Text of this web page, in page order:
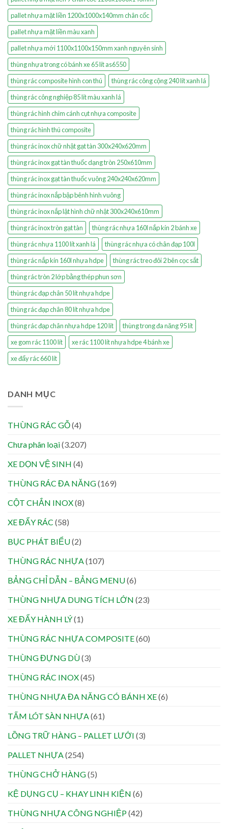
pallet nhựa mặt liền 1200x1000x140mm chân cốc
pallet nhựa mặt liền màu xanh
pallet nhựa mới 1100x1100x150mm xanh nguyên sinh
thùng nhựa trong có bánh xe 65 lít as6550
thùng rác composite hình con thú
thùng rác công cộng 240 lít xanh lá
thùng rác công nghiệp 85 lít màu xanh lá
thùng rác hình chim cánh cụt nhựa composite
thùng rác hình thú composite
thùng rác inox chữ nhật gạt tàn 300x240x620mm
thùng rác inox gạt tàn thuốc dạng tròn 250x610mm
thùng rác inox gạt tàn thuốc vuông 240x240x620mm
thùng rác inox nắp bập bênh hình vuông
thùng rác inox nắp lật hình chữ nhật 300x240x610mm
thùng rác inox tròn gạt tàn
thùng rác nhựa 160l nắp kín 2 bánh xe
thùng rác nhựa 1100 lít xanh lá
thùng rác nhựa có chân đạp 100l
thùng rác nắp kín 160l nhựa hdpe
thùng rác treo đôi 2 bên cọc sắt
thùng rác tròn 2 lớp bằng thép phun sơn
thùng rác đạp chân 50 lít nhựa hdpe
thùng rác đạp chân 80 lít nhựa hdpe
thùng rác đạp chân nhựa hdpe 120 lít
thùng trong đa năng 95 lít
xe gom rác 1100 lít
xe rác 1100 lít nhựa hdpe 4 bánh xe
xe đẩy rác 660 lít
DANH MỤC
THÙNG RÁC GỖ(4)
Chưa phân loại(3.207)
XE DỌN VỆ SINH (4)
THÙNG RÁC ĐA NĂNG(169)
CỘT CHẮN INOX(8)
XE ĐẨY RÁC (58)
BỤC PHÁT BIỂU(2)
THÙNG RÁC NHỰA (107)
BẢNG CHỈ DẪN – BẢNG MENU(6)
THÙNG NHỰA DUNG TÍCH LỚN (23)
XE ĐẨY HÀNH LÝ(1)
THÙNG RÁC NHỰA COMPOSITE(60)
THÙNG ĐỰNG DÙ(3)
THÙNG RÁC INOX(45)
THÙNG NHỰA ĐA NĂNG CÓ BÁNH XE(6)
TẤM LÓT SÀN NHỰA (61)
LỒNG TRỮ HÀNG – PALLET LƯỚI (3)
PALLET NHỰA (254)
THÙNG CHỞ HÀNG(5)
KỆ DỤNG CỤ – KHAY LINH KIỆN (6)
THÙNG NHỰA CÔNG NGHIỆP(42)